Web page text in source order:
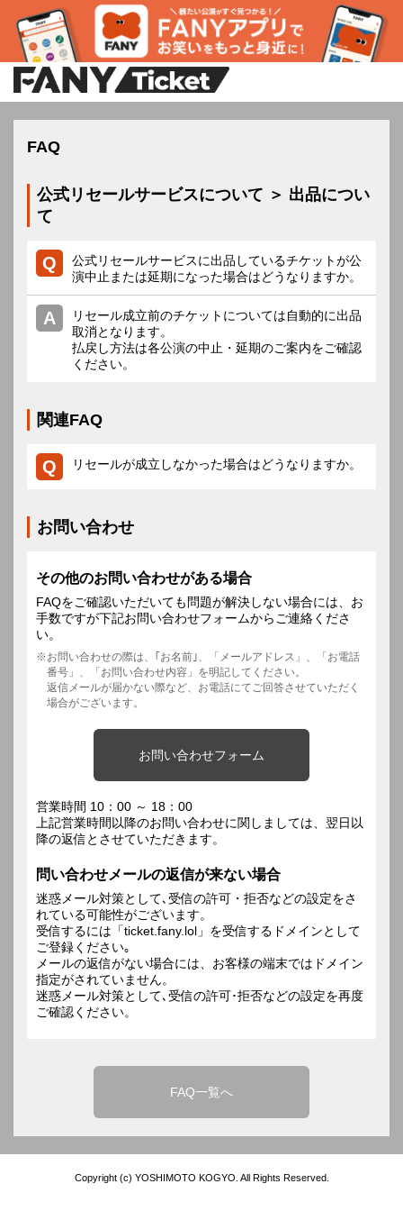
FAQ
公式リセールサービスについて ＞ 出品につい
て
公式リセールサービスに出品しているチケットが公
演中止または延期になった場合はどうなりますか。
リセール成立前のチケットについては自動的に出品
取消となります。
払戻し方法は各公演の中止・延期のご案内をご確認
ください。
関連FAQ
リセールが成立しなかった場合はどうなりますか。
お問い合わせ
その他のお問い合わせがある場合
FAQをご確認いただいても問題が解決しない場合には、お
手数ですが下記お問い合わせフォームからご連絡くださ
い。
お問い合わせの際は、｢お名前｣、「メールアドレス」、「お電話
番号」、「お問い合わせ内容」を明記してください。
返信メールが届かない際など、お電話にてご回答させていただく
場合がございます。
お問い合わせフォーム
営業時間 10：00 ～ 18：00
上記営業時間以降のお問い合わせに関しましては、翌日以
降の返信とさせていただきます。
問い合わせメールの返信が来ない場合
迷惑メール対策として､受信の許可・拒否などの設定をさ
れている可能性がございます。
受信するには「ticket.fany.lol」を受信するドメインとして
ご登録ください｡
メールの返信がない場合には、お客様の端末ではドメイン
指定がされていません。
迷惑メール対策として､受信の許可･拒否などの設定を再度
ご確認ください。
FAQ一覧へ
Copyright (c) YOSHIMOTO KOGYO. All Rights Reserved.